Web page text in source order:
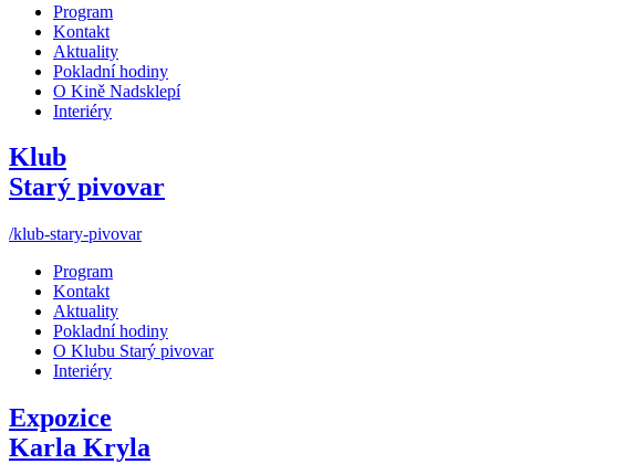
Program
Kontakt
Aktuality
Pokladní hodiny
O Kině Nadsklepí
Interiéry
Klub
Starý pivovar
/klub-stary-pivovar
Program
Kontakt
Aktuality
Pokladní hodiny
O Klubu Starý pivovar
Interiéry
Expozice
Karla Kryla